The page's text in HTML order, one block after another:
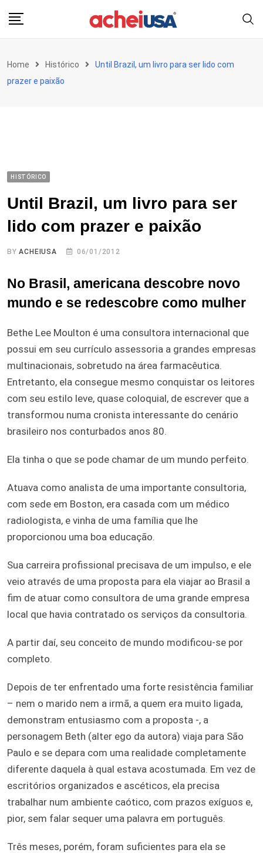
Home Histórico
Until Brazil, um livro para ser lido com
prazer e paixão
HISTÓRICO
Until Brazil, um livro para ser
lido com prazer e paixão
BYACHEIUSA 06/01/2012
No Brasil, americana descobre novo
mundo e se redescobre como mulher
Bethe Lee Moulton é uma consultora internacional que
possui em seu currículo assessoria a grandes empresas
multinacionais, sobretudo na área farmacêutica.
Entretanto, ela consegue mesmo conquistar os leitores
com seu estilo leve, quase coloquial, de escrever que a
transformou numa cronista interessante do cenário
brasileiro nos conturbados anos 80.
Ela tinha o que se pode chamar de um mundo perfeito.
Atuava como analista de uma importante consultoria,
com sede em Boston, era casada com um médico
radiologista, e vinha de uma família que lhe
proporcionou uma boa educação.
Sua carreira profissional precisava de um impulso, e ele
veio através de uma proposta para ela viajar ao Brasil a
fim de atuar como consultora de uma grande empresa
local que havia contratado os serviços da consultoria.
A partir daí, seu conceito de mundo modificou-se por
completo.
Depois de ter enfrentado uma forte resistência familiar
– nem o marido nem a irmã, a quem era muito ligada,
demonstram entusiasmo com a proposta -, a
personagem Beth (alter ego da autora) viaja para São
Paulo e se depara com uma realidade completamente
diferente daquela à qual estava acostumada. Em vez de
escritórios organizados e ascéticos, ela precisa
trabalhar num ambiente caótico, com prazos exíguos e,
pior, sem falar sequer uma palavra em português.
Três meses, porém, foram suficientes para ela se